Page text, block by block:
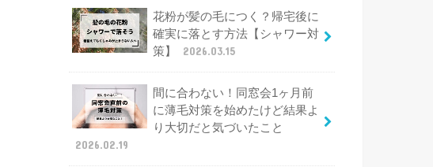
花粉が髪の毛につく？帰宅後に
確実に落とす方法【シャワー対
策】
2026.03.15
間に合わない！同窓会1ヶ月前
に薄毛対策を始めたけど結果よ
り大切だと気づいたこと
2026.02.19